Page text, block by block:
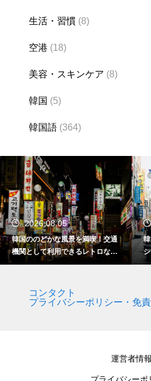
生活・習慣 (8)
空港 (18)
美容・スキンケア (8)
韓国 (5)
韓国語 (364)
2026.08.05
韓国ののどかな風景を満喫！交通
機関として利用できるレトロな観
光の馬車
コンタクト
プライバシーポリシー・免
運営者情報